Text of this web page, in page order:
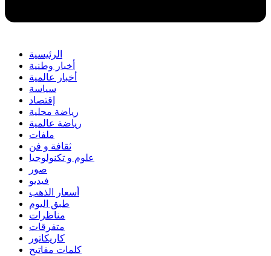
الرئيسية
أخبار وطنية
أخبار عالمية
سياسة
إقتصاد
رياضة محلية
رياضة عالمية
ملفات
ثقافة و فن
علوم و تكنولوجيا
صور
فيديو
أسعار الذهب
طبق اليوم
مناظرات
متفرقات
كاريكاتور
كلمات مفاتيح